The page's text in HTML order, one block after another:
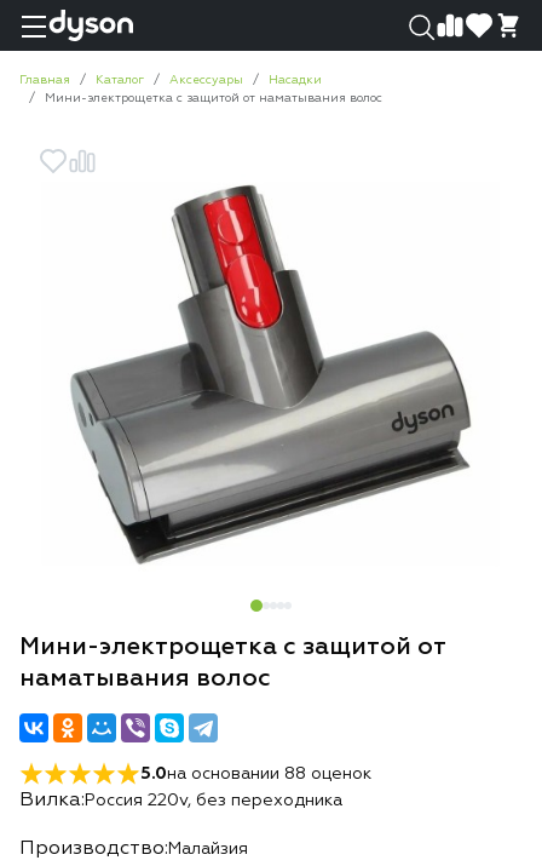
Главная Каталог Аксессуары
Насадки
Мини-электрощетка с защитой от наматывания волос
Мини-электрощетка с защитой от
наматывания волос
5.0на основании 88 оценок
Вилка: Россия 220v, без переходника
Производство: Малайзия